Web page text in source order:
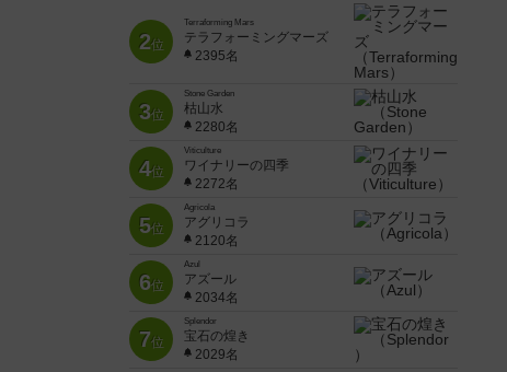
2位
Terraforming Mars
テラフォーミングマーズ
2395名
3位
Stone Garden
枯山水
2280名
4位
Viticulture
ワイナリーの四季
2272名
5位
Agricola
アグリコラ
2120名
6位
Azul
アズール
2034名
7位
Splendor
宝石の煌き
2029名